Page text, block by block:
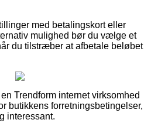
med betalingskort eller
mulighed bør du vælge et
du tilstræber at afbetale beløbet
Trendform internet virksomhed
butikkens forretningsbetingelser,
interessant.